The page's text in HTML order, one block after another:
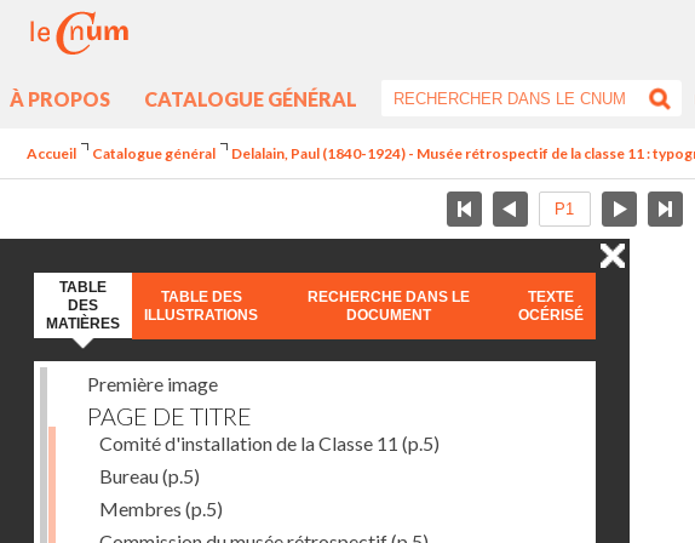
À PROPOS CATALOGUE GÉNÉRAL
Accueil Catalogue général Delalain, Paul (1840-1924) - Musée rétrospectif de la classe 11 :
TABLE
DES
MATIÈRES
TABLE DES
ILLUSTRATIONS
RECHERCHE DANS LE
DOCUMENT
TEXTE
OCÉRISÉ
Première image
PAGE DE TITRE
Comité d'installation de la Classe 11 (p.5)
Bureau(p.5)
Membres (p.5)